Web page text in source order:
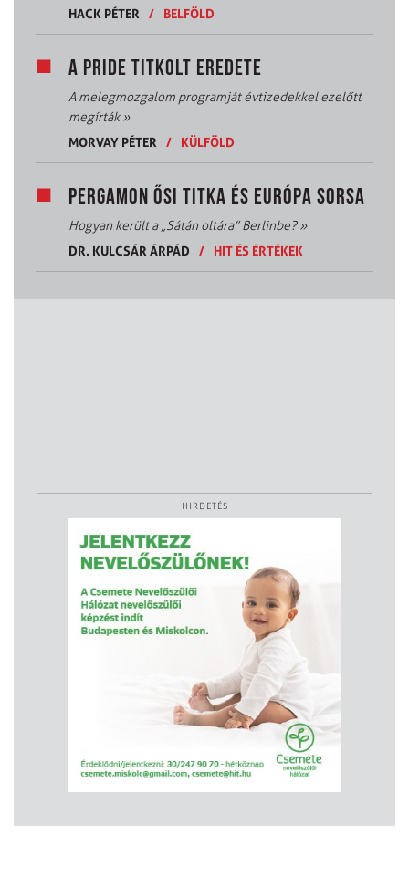
HACK PÉTER
/ BELFÖLD
A PRIDE TITKOLT EREDETE
A melegmozgalom programját évtizedekkel ezelőtt
megírták»
MORVAY PÉTER
/ KÜLFÖLD
PERGAMON ŐSI TITKA ÉS EURÓPA SORSA
Hogyan került a „Sátán oltára” Berlinbe?»
DR. KULCSÁR ÁRPÁD
/ HIT ÉS ÉRTÉKEK
HIRDETÉS